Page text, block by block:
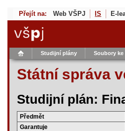
Přejít na: Web VŠPJ IS E-
Studijní plány Soubory ke
Státní správa
Studijní plán:
Předmět
Garantuje